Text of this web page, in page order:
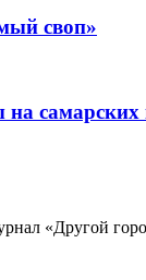
своп»
на
«Другой